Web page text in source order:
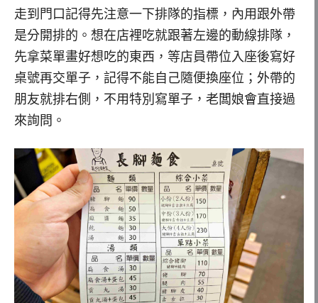
走到門口記得先注意一下排隊的指標，內用跟外帶
是分開排的。想在店裡吃就跟著左邊的動線排隊，
先拿菜單畫好想吃的東西，等店員帶位入座後寫好
桌號再交單子，記得不能自己隨便換座位；外帶的
朋友就排右側，不用特別寫單子，老闆娘會直接過
來詢問。